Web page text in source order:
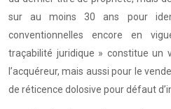
sur au moins 30 ans pour
conventionnelles encore en
traçabilité juridique » constitue un
l’acquéreur, mais aussi pour le
de réticence dolosive pour défaut